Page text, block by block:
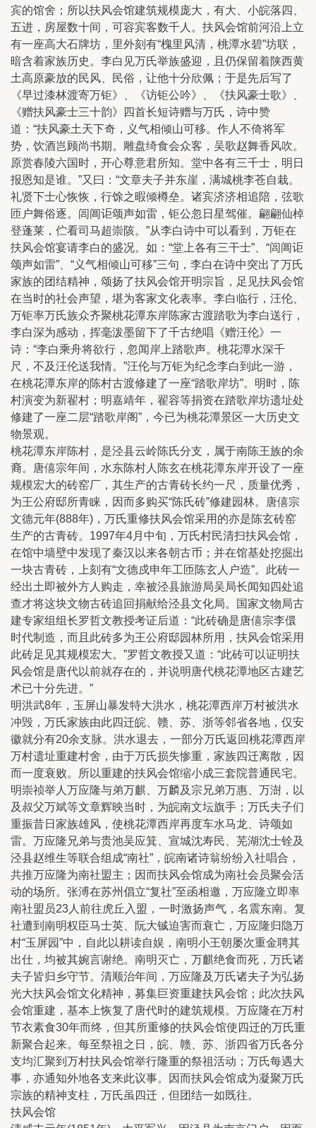
宾的馆舍；所以扶风会馆建筑规模庞大，有大、小皖落四、
五进，房屋数十间，可容宾客数千人。扶风会馆前河沿上立
有一座高大石牌坊，里外刻有“槐里风清，桃潭水碧”坊联，
暗含着家族历史。李白见万氏举族盛迎，且仍保留着陕西黄
土高原豪放的民风、民俗，让他十分欣佩；于是先后写了
《早过漆林渡寄万钜》、《访钜公吟》、《扶风豪士歌》、
《赠扶风豪士三十韵》四首长短诗赠与万氏，诗中赞
道：“扶风豪土天下奇，义气相倾山可移。作人不倚将军
势，饮酒岂顾尚书期。雕盘绮食会众客，吴歌赵舞香风吹。
原赏春陵六国时，开心尊意君所知。堂中各有三千士，明日
报恩知是谁。”又曰：“文章夫子并东崖，满城桃李苍自栽。
礼贤下士心恢恢，行馀之暇倾樽垒。诸宾济济相追陪，弦歌
匝户舞俗逐。闾阊讵颂声如雷，钜公忽日星驾催。翩翩仙棹
登蓬莱，伫看司马超崇陔。”从李白诗中可以看到，万钜在
扶风会馆宴请李白的盛况。如：“堂上各有三干士”、“闾阊讵
颂声如雷”、“义气相倾山可移”三句，李白在诗中突出了万氏
家族的团结精神，颂扬了扶风会馆开明宗旨，足见扶风会馆
在当时的社会声望，堪为客家文化表率。李白临行，汪伦、
万钜率万氏族众齐聚桃花潭东岸陈家古渡踏歌为李白送行，
李白深为感动，挥毫泼墨留下了千古绝唱《赠汪伦》一
诗：“李白乘舟将欲行，忽闻岸上踏歌声。桃花潭水深千
尺，不及汪伦送我情。”汪伦与万钜为纪念李白到此一游，
在桃花潭东岸的陈村古渡修建了一座“踏歌岸坊”。明时，陈
村演变为新翟村；明嘉靖年，翟容等捐资在踏歌岸坊遗址处
修建了一座二层“踏歌岸阁”，今已为桃花潭景区一大历史文
物景观。
桃花潭东岸陈村，是泾县云岭陈氏分支，属于南陈王族的余
裔。唐僖宗年间，水东陈村人陈玄在桃花潭东岸开设了一座
规模宏大的砖窑厂，其生产的古青砖长约一尺，质量优秀，
为王公府邸所青睐，因而多购买“陈氏砖”修建园林。唐僖宗
文德元年(888年)，万氏重修扶风会馆采用的亦是陈玄砖窑
生产的古青砖。1997年4月中旬，万氏村民清扫扶风会馆，
在馆中墙壁中发现了秦汉以来各朝古币；并在馆基处挖掘出
一块古青砖，上刻有“文德戍申年工匝陈玄人户造”。此砖一
经出土即被外方人购走，幸被泾县旅游局吴局长闻知四处追
查才将这块文物古砖追回捐献给泾县文化局。国家文物局古
建专家组组长罗哲文教授考证后道：“此砖确是唐僖宗李儇
时代制造，而且此砖多为王公府邸园林所用，扶风会馆采用
此砖足见其规模宏大。”罗哲文教授又道：“此砖可以证明扶
风会馆是唐代以前就存在的，并说明唐代桃花潭地区古建艺
术已十分先进。”
明洪武8年，玉屏山暴发特大洪水，桃花潭西岸万村被洪水
冲毁，万氏家族由此四迁皖、赣、苏、浙等邻省各地，仅安
徽就分有20余支脉。洪水退去，一部分万氏返回桃花潭西岸
万村遗址重建村舍，由于万氏损失惨重，家族四迁离散，因
而一度衰败。所以重建的扶风会馆缩小成三套院普通民宅。
明崇祯举人万应隆与弟万麒、万麟及宗兄弟万惠、万澍，以
及叔父万斌等文章辉映当时，为皖南文坛旗手；万氏夫子们
重振昔日家族雄风，使桃花潭西岸再度车水马龙、诗颂如
雷。万应隆兄弟与贵池吴应箕、宣城沈寿民、芜湖沈士铨及
泾县赵维生等联合组成“南社”，皖南诸诗翁纷纷入社唱合，
共推万应隆为南社盟主；因而扶风会馆成为南社会员聚会活
动的场所。张溥在苏州倡立“复社”至函相邀，万应隆立即率
南社盟员23人前往虎丘入盟，一时激扬声气，名震东南。复
社遭到南明权臣马士英、阮大铖迫害而衰亡，万应隆归隐万
村“玉屏园”中，自此以耕读自娱，南明小王朝屡次重金聘其
出仕，均被其婉言谢绝。南明灭亡，万麒绝食而死，万氏诸
夫子皆归乡守节。清顺治年间，万应隆及万氏诸夫子为弘扬
光大扶风会馆文化精神，募集巨资重建扶风会馆；此次扶风
会馆重建，基本上恢复了唐代时的建筑规模。万应隆在万村
节衣素食30年而终，但其所重修的扶风会馆使四迁的万氏重
新聚合起来。每至祭祖之日，皖、赣、苏、浙四省万氏各分
支均汇聚到万村扶风会馆举行隆重的祭祖活动；万氏每遇大
事，亦通知外地各支来此议事。因而扶风会馆成为凝聚万氏
宗族的精神支柱，万氏虽四迁，但团结一如既往。
扶风会馆